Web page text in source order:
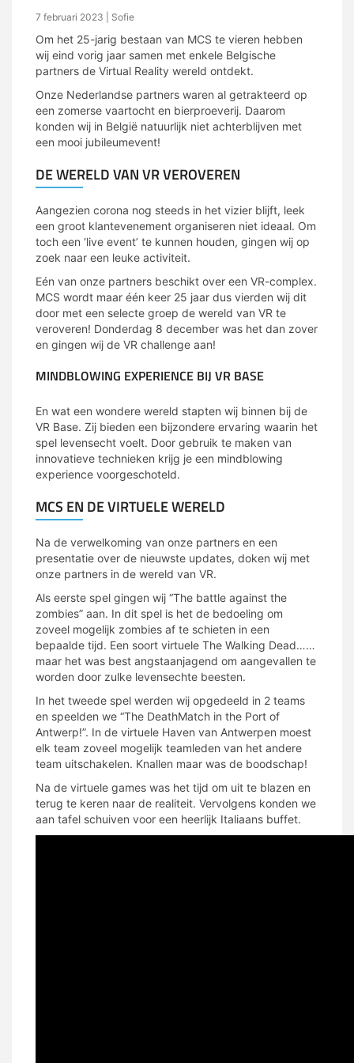
7 februari 2023 | Sofie
Om het 25-jarig bestaan van MCS te vieren hebben
wij eind vorig jaar samen met enkele Belgische
partners de Virtual Reality wereld ontdekt.
Onze Nederlandse partners waren al getrakteerd op
een zomerse vaartocht en bierproeverij. Daarom
konden wij in België natuurlijk niet achterblijven met
een mooi jubileumevent!
DE WERELD VAN VR VEROVEREN
Aangezien corona nog steeds in het vizier blijft, leek
een groot klantevenement organiseren niet ideaal. Om
toch een ‘live event’ te kunnen houden, gingen wij op
zoek naar een leuke activiteit.
Eén van onze partners beschikt over een VR-complex.
MCS wordt maar één keer 25 jaar dus vierden wij dit
door met een selecte groep de wereld van VR te
veroveren! Donderdag 8 december was het dan zover
en gingen wij de VR challenge aan!
MINDBLOWING EXPERIENCE BIJ VR BASE
En wat een wondere wereld stapten wij binnen bij de
VR Base. Zij bieden een bijzondere ervaring waarin het
spel levensecht voelt. Door gebruik te maken van
innovatieve technieken krijg je een mindblowing
experience voorgeschoteld.
MCS EN DE VIRTUELE WERELD
Na de verwelkoming van onze partners en een
presentatie over de nieuwste updates, doken wij met
onze partners in de wereld van VR.
Als eerste spel gingen wij “The battle against the
zombies” aan. In dit spel is het de bedoeling om
zoveel mogelijk zombies af te schieten in een
bepaalde tijd. Een soort virtuele The Walking Dead……
maar het was best angstaanjagend om aangevallen te
worden door zulke levensechte beesten.
In het tweede spel werden wij opgedeeld in 2 teams
en speelden we “The DeathMatch in the Port of
Antwerp!”. In de virtuele Haven van Antwerpen moest
elk team zoveel mogelijk teamleden van het andere
team uitschakelen. Knallen maar was de boodschap!
Na de virtuele games was het tijd om uit te blazen en
terug te keren naar de realiteit. Vervolgens konden we
aan tafel schuiven voor een heerlijk Italiaans buffet.